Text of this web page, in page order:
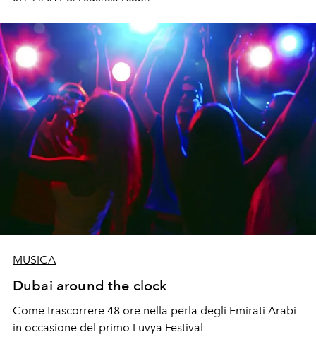
MUSICA
Dubai around the clock
Come trascorrere 48 ore nella perla degli Emirati Arabi
in occasione del primo Luvya Festival